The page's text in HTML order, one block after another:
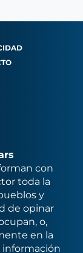
con
toda la
y
de opinar
o,
en la
información